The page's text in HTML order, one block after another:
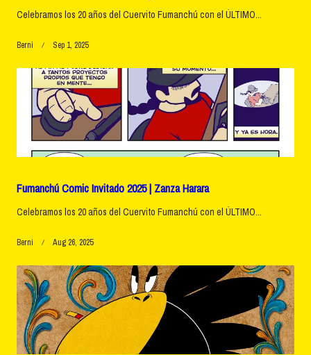
Celebramos los 20 años del Cuervito Fumanchú con el ÚLTIMO...
Berni Sep 1, 2025
Fumanchú Comic Invitado 2025 | Zanza Harara
Celebramos los 20 años del Cuervito Fumanchú con el ÚLTIMO...
Berni Aug 26, 2025